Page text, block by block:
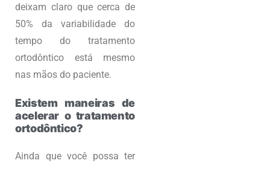
deixam claro que cerca de
50% da variabilidade do
tempo do tratamento
ortodôntico está mesmo
nas mãos do paciente.
Existem maneiras de
acelerar o tratamento
ortodôntico?
Ainda que você possa ter